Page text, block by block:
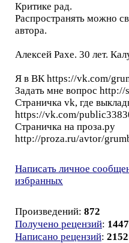
Критике рад.
Распространять можно
автора.
Алексей Рахе. 30 лет.
Я в ВК https://vk.com/
Задать мне вопрос
Страничка vk, где
https://vk.com/
Страничка на проза.ру
http://proza.ru/avtor/
Написать личное
избранных
Произведений: 872
Получено рецензий: 1447
Написано рецензий: 2152